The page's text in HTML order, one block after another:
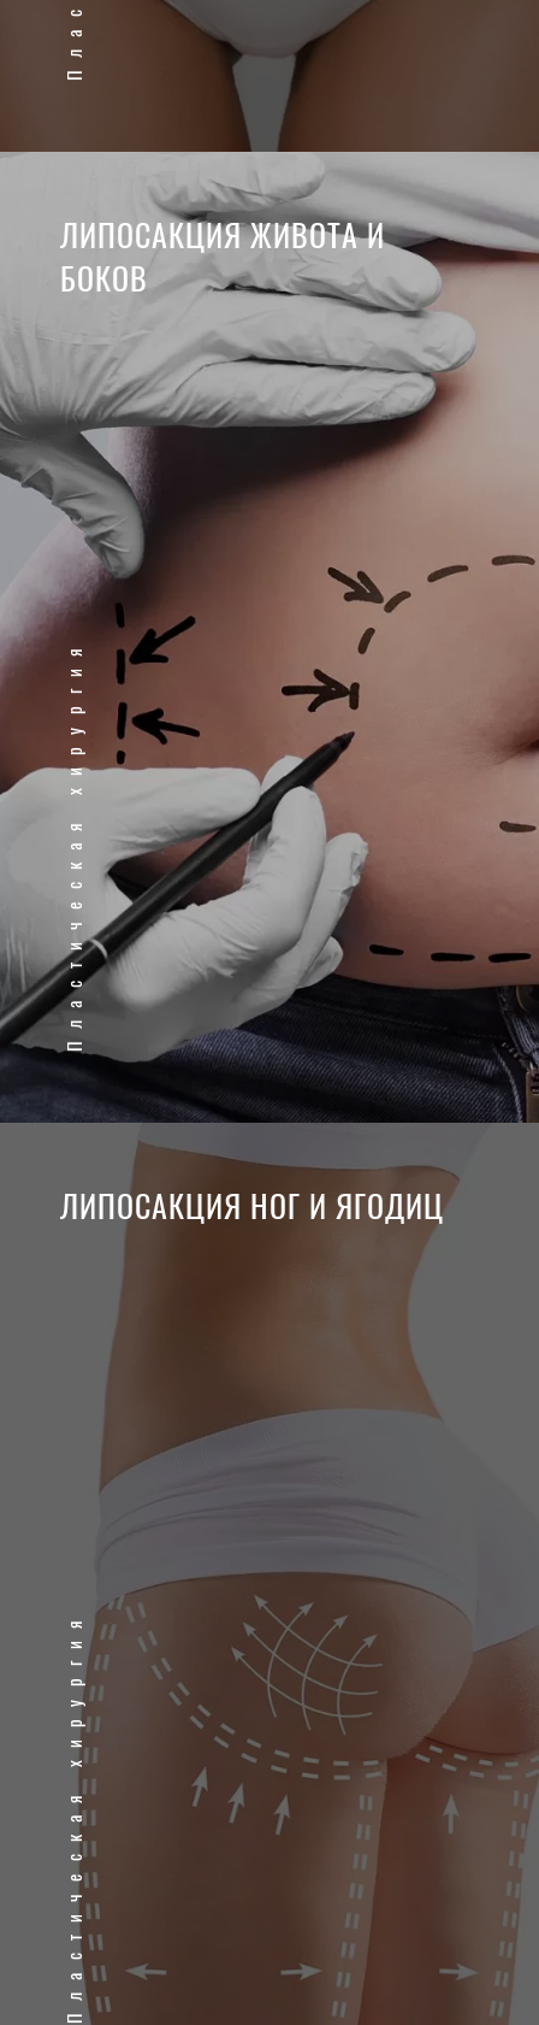
ЛИПОСАКЦИЯ ЖИВОТА И
БОКОВ
Пластическая хирургия
ЛИПОСАКЦИЯ НОГ И ЯГОДИЦ
Пластическая хирургия